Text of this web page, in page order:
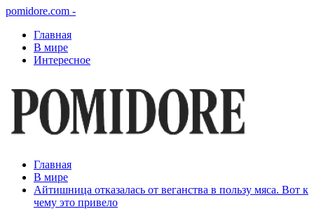
pomidore.com -
Главная
В мире
Интересное
Главная
В мире
Айтишница отказалась от веганства в пользу мяса. Вот к
чему это привело